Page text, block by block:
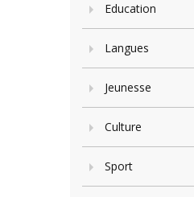
Education
Langues
Jeunesse
Culture
Sport